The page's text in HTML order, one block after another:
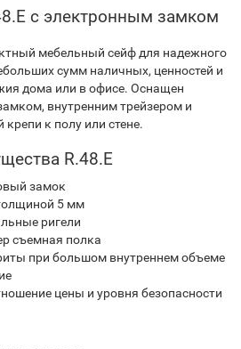
с электронным замком
мебельный сейф для надежного
сумм наличных, ценностей и
дома или в офисе. Оснащен
внутренним трейзером и
к полу или стене.
R.48.E
замок
5 мм
ригели
съемная полка
при большом внутреннем объеме
цены и уровня безопасности